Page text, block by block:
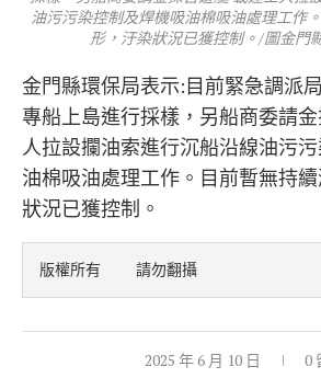
油污污染控制及焊機吸油棉吸油處理工作
形，汙染狀況已獲控制。/圖金門
金門縣環保局表示:目前緊急調派
專船上島進行採樣，另船商委請
人拉設攔油索進行沉船沿線油污
油棉吸油處理工作。目前暫無持
狀況已獲控制。
版權所有    請勿翻攝
2025 年 6 月 10 日 0